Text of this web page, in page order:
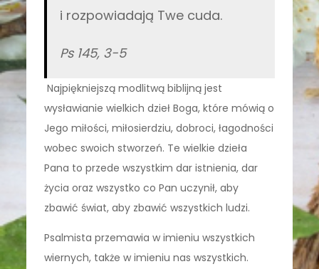
i rozpowiadają Twe cuda.
Ps 145, 3-5
Najpiękniejszą modlitwą biblijną jest
wysławianie wielkich dzieł Boga, które mówią o
Jego miłości, miłosierdziu, dobroci, łagodności
wobec swoich stworzeń. Te wielkie dzieła
Pana to przede wszystkim dar istnienia, dar
życia oraz wszystko co Pan uczynił, aby
zbawić świat, aby zbawić wszystkich ludzi.
Psalmista przemawia w imieniu wszystkich
wiernych, także w imieniu nas wszystkich.